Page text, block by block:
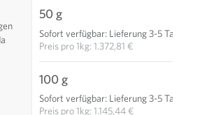
50 g
Sofort verfügbar: Lieferung 3-5 Tage
Preis pro1kg: 1.372,81 €
100 g
Sofort verfügbar: Lieferung 3-5 Tage
Preis pro1kg: 1.145,44 €